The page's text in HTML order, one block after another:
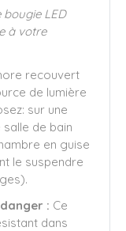
bougie LED
à votre
recouvert
de lumière
sur une
de bain
en guise
le suspendre
: Ce
dans